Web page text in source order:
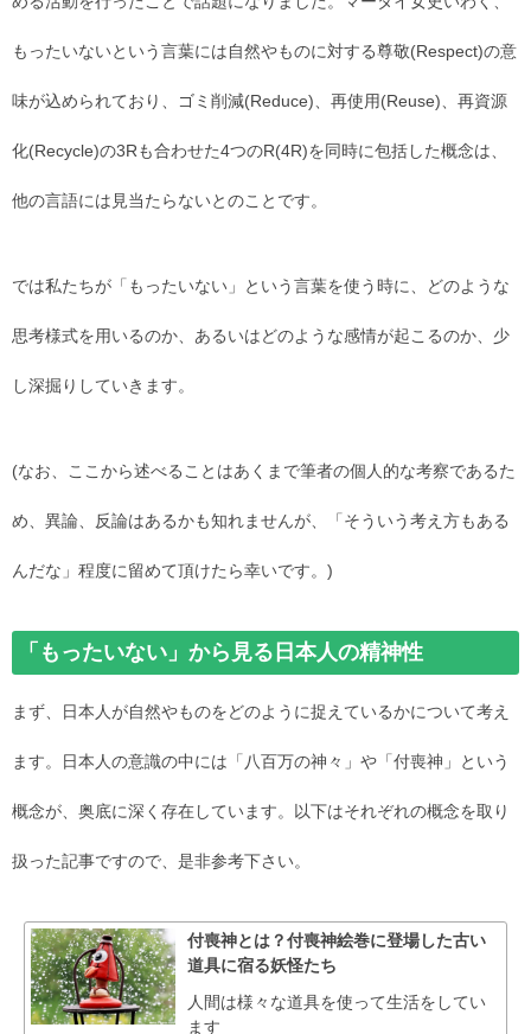
もったいないという言葉には自然やものに対する尊敬(Respect)の意
味が込められており、ゴミ削減(Reduce)、再使用(Reuse)、再資源
化(Recycle)の3Rも合わせた4つのR(4R)を同時に包括した概念は、
他の言語には見当たらないとのことです。
では私たちが「もったいない」という言葉を使う時に、どのような
思考様式を用いるのか、あるいはどのような感情が起こるのか、少
し深掘りしていきます。
(なお、ここから述べることはあくまで筆者の個人的な考察であるた
め、異論、反論はあるかも知れませんが、「そういう考え方もある
んだな」程度に留めて頂けたら幸いです。)
「もったいない」から見る日本人の精神性
まず、日本人が自然やものをどのように捉えているかについて考え
ます。日本人の意識の中には「八百万の神々」や「付喪神」という
概念が、奥底に深く存在しています。以下はそれぞれの概念を取り
扱った記事ですので、是非参考下さい。
付喪神とは？付喪神絵巻に登場した古い
道具に宿る妖怪たち
人間は様々な道具を使って生活をしてい
ます